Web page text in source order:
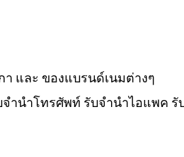
และ ของแบรนด์เนมต่างๆ
ำนำโทรศัพท์ รับจำนำไอแพค